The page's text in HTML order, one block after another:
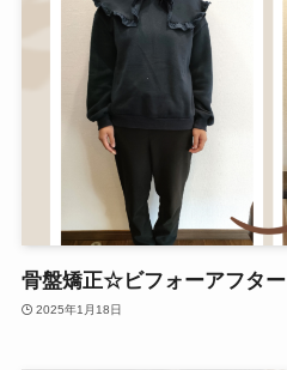
骨盤矯正☆ビフォーアフター
2025年1月18日